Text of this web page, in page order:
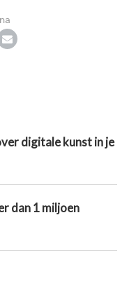
digitale kunst in je
dan 1 miljoen